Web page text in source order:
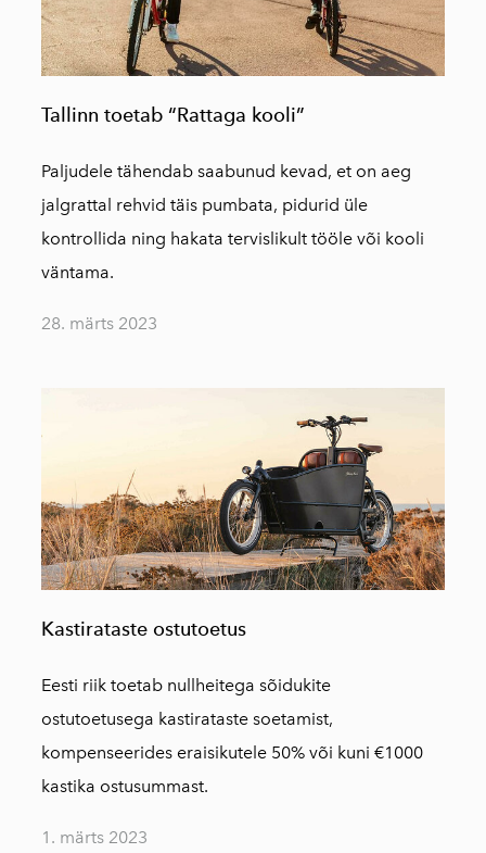
Tallinn toetab “Rattaga kooli”
Paljudele tähendab saabunud kevad, et on aeg
jalgrattal rehvid täis pumbata, pidurid üle
kontrollida ning hakata tervislikult tööle või kooli
väntama.
28. märts 2023
Kastirataste ostutoetus
Eesti riik toetab nullheitega sõidukite
ostutoetusega kastirataste soetamist,
kompenseerides eraisikutele 50% või kuni €1000
kastika ostusummast.
1. märts 2023